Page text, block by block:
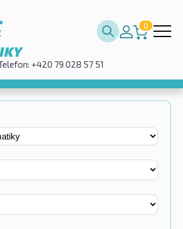
0
+420 79 028 57 51